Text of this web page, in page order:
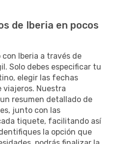
de Iberia en pocos
Iberia a través de
Solo debes especificar tu
elegir las fechas
viajeros. Nuestra
resumen detallado de
junto con las
tiquete, facilitando así
la opción que